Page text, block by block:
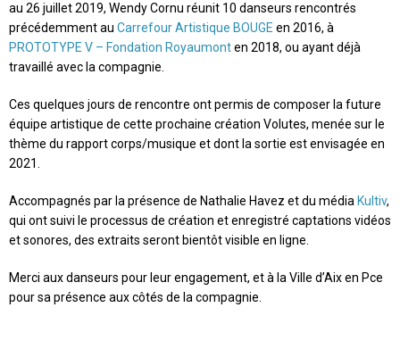
au 26 juillet 2019, Wendy Cornu réunit 10 danseurs rencontrés
précédemment au Carrefour Artistique BOUGE en 2016, à
PROTOTYPE V – Fondation Royaumonten 2018, ou ayant déjà
travaillé avec la compagnie.
Ces quelques jours de rencontre ont permis de composer la future
équipe artistique de cette prochaine création Volutes, menée sur le
thème du rapport corps/musique et dont la sortie est envisagée en
2021.
Accompagnés par la présence de Nathalie Havez et du média Kultiv,
qui ont suivi le processus de création et enregistré captations vidéos
et sonores, des extraits seront bientôt visible en ligne.
Merci aux danseurs pour leur engagement, et à la Ville d’Aix en Pce
pour sa présence aux côtés de la compagnie.